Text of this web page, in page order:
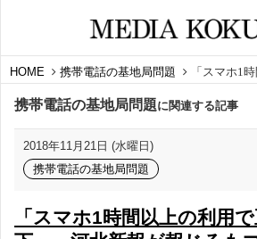
HOME 携帯電話の基地局問題 「スマホ1
携帯電話の基地局問題に関連する記事
2018年11月21日 (水曜日)
携帯電話の基地局問題
「スマホ1時間以上の利用